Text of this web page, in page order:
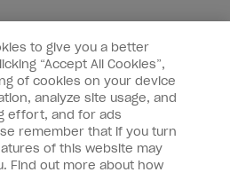
to give you a better
“Accept All Cookies”,
of cookies on your device
analyze site usage, and
effort, and for ads
remember that if you turn
of this website may
Find out more about how